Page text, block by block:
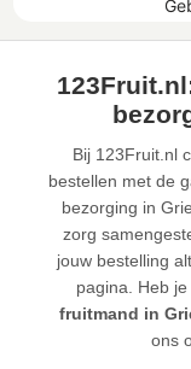
Bij 123Fruit.nl
bestellen met de
bezorging in
zorg
jouw bestelling
pagina. Heb
fruitmand in
ons